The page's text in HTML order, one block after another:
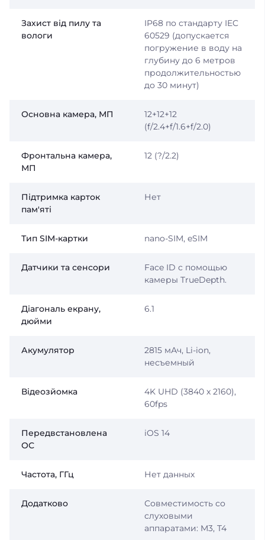
Захист від пилу та
вологи
IP68 по стандарту IEC
60529 (допускается
погружение в воду на
глубину до 6 метров
продолжительностью
до 30 минут)
Основна камера, МП
12+12+12
(f/2.4+f/1.6+f/2.0)
Фронтальна камера,
МП
12 (?/2.2)
Підтримка карток
пам'яті
Нет
Тип SIM-картки nano-SIM, eSIM
Датчики та сенсори
Face ID с помощью
камеры TrueDepth.
Діагональ екрану,
дюйми
6.1
Акумулятор
2815 мАч, Li-ion,
несъемный
Відеозйомка
4K UHD (3840 x 2160),
60fps
Передвстановлена
ОС
iOS 14
Частота, ГГц Нет данных
Додатково
Совместимость со
слуховыми
аппаратами: M3, T4